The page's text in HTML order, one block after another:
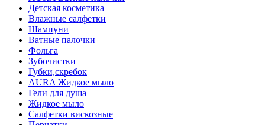
Детская косметика
Влажные салфетки
Шампуни
Ватные палочки
Фольга
Зубочистки
Губки,скребок
AURA Жидкое мыло
Гели для душа
Жидкое мыло
Салфетки вискозные